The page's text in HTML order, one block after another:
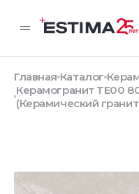
Главная Каталог
Керамогранит TE00
(Керамический